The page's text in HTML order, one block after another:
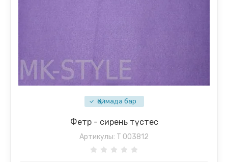
Қоймада бар
Фетр - сирень түстес
Артикулы: T 003812